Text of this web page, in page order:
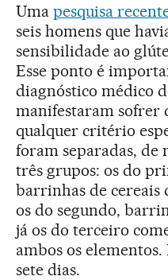
Uma pesquisa
seis homens que
sensibilidade ao
Esse ponto é
diagnóstico médico
manifestaram sofrer
qualquer critério
foram separadas, de
três grupos: os do
barrinhas de cereais
os do segundo,
já os do terceiro
ambos os
sete dias.